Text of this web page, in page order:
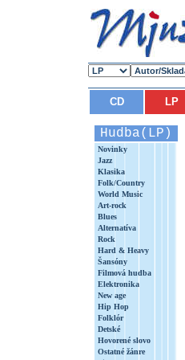
CD LP
Hudba(LP)
Novinky
Jazz
Klasika
Folk/Country
World Music
Art-rock
Blues
Alternatíva
Rock
Hard & Heavy
Šansóny
Filmová hudba
Elektronika
New age
Hip Hop
Folklór
Detské
Hovorené slovo
Ostatné žánre